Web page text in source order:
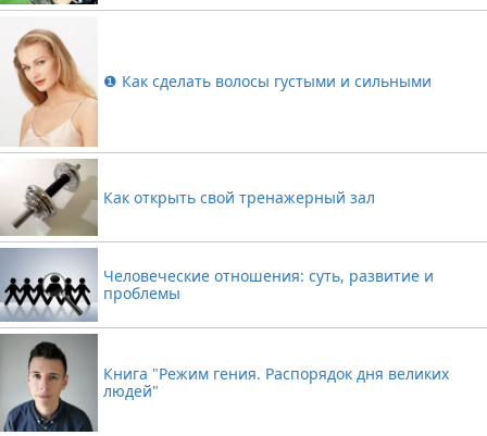
❶ Как сделать волосы густыми и сильными
Как открыть свой тренажерный зал
Человеческие отношения: суть, развитие и
проблемы
Книга "Режим гения. Распорядок дня великих
людей"